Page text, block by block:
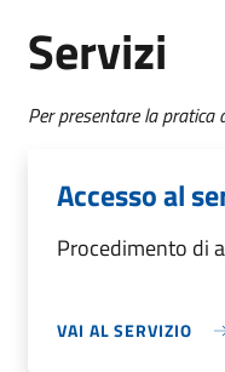
Servizi
Per presentare la pratica
Accesso al
Procedimento di
VAI AL SERVIZIO